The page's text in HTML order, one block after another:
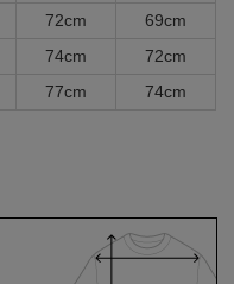
72cm
69cm
74cm
72cm
77cm 74cm